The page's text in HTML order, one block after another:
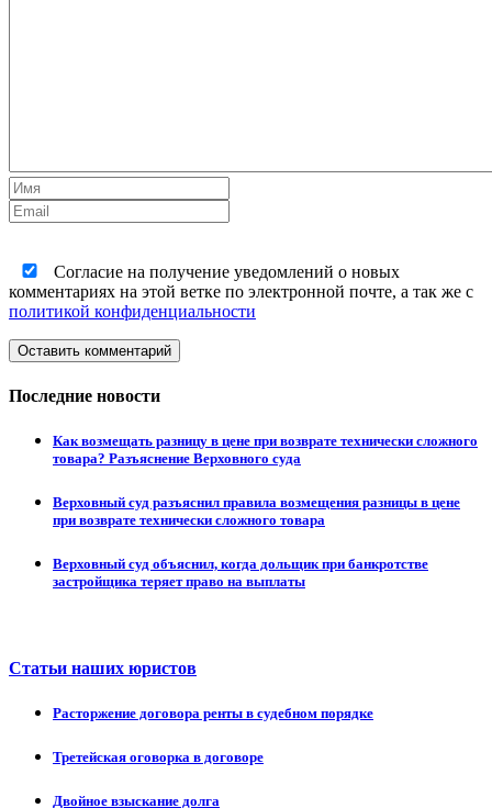
Согласие на получение уведомлений о новых
комментариях на этой ветке по электронной почте, а так же с
политикой конфиденциальности
Оставить комментарий
Последние новости
Как возмещать разницу в цене при возврате технически сложного
товара? Разъяснение Верховного суда
Верховный суд разъяснил правила возмещения разницы в цене
при возврате технически сложного товара
Верховный суд объяснил, когда дольщик при банкротстве
застройщика теряет право на выплаты
Статьи наших юристов
Расторжение договора ренты в судебном порядке
Третейская оговорка в договоре
Двойное взыскание долга